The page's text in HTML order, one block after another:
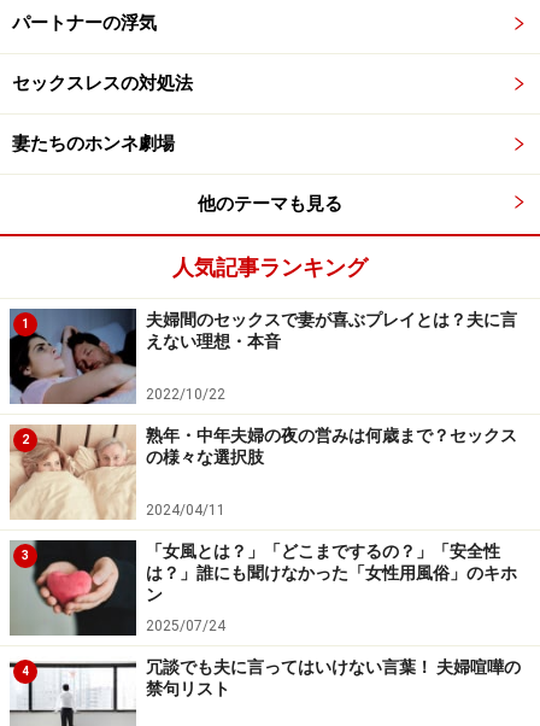
の？』とリアクションしていたのですが、最近はガン無
言が増えて、もはや一人コントをしているピン芸人状態
です。R-1にでも出れば？って、いつか言おうと思って
います」
たかが音、されど音。家庭内のプチストレスは、意外に
だけでなく、一度きちんと、パートナーと向き合い、ス
トレスになっていることを伝えてみると改善策が見える
場合もあります。
逆に「お前のイビキだって轟音だ」と返され、喧嘩にな
るかもしれませんが、お互いのストレスを知らせるとい
う意味で、「夫婦音会議」には意義があります。
【関連記事】
旦那と一緒に家にいるのがストレス・苦痛な「夫源
病」…対処方法とは
旦那がストレス…「夫に期待しない」など5つの解消
方法
パートナーの浮気
セックスレスの対処法
妻たちのホンネ劇場
他のテーマも見る
人気記事ランキング
1
夫婦間のセックスで妻が喜ぶプレイとは？夫に言
えない理想・本音
2022/10/22
2
熟年・中年夫婦の夜の営みは何歳まで？セックス
の様々な選択肢
2024/04/11
3
「女風とは？」「どこまでするの？」「安全性
は？」誰にも聞けなかった「女性用風俗」のキホ
ン
2025/07/24
4
冗談でも夫に言ってはいけない言葉！ 夫婦喧嘩の
禁句リスト